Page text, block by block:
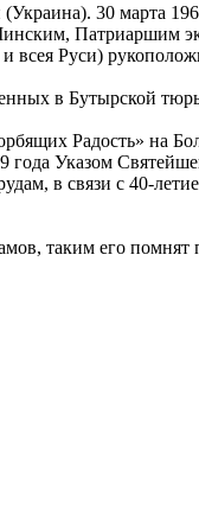
30 марта
Патриаршим
Руси)
в Бутырской
Радость» на
года Указом
в связи с 40-
таким его помнят